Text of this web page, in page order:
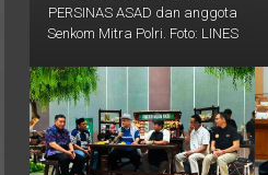
Senkom Mitra Polri. Foto: LINES